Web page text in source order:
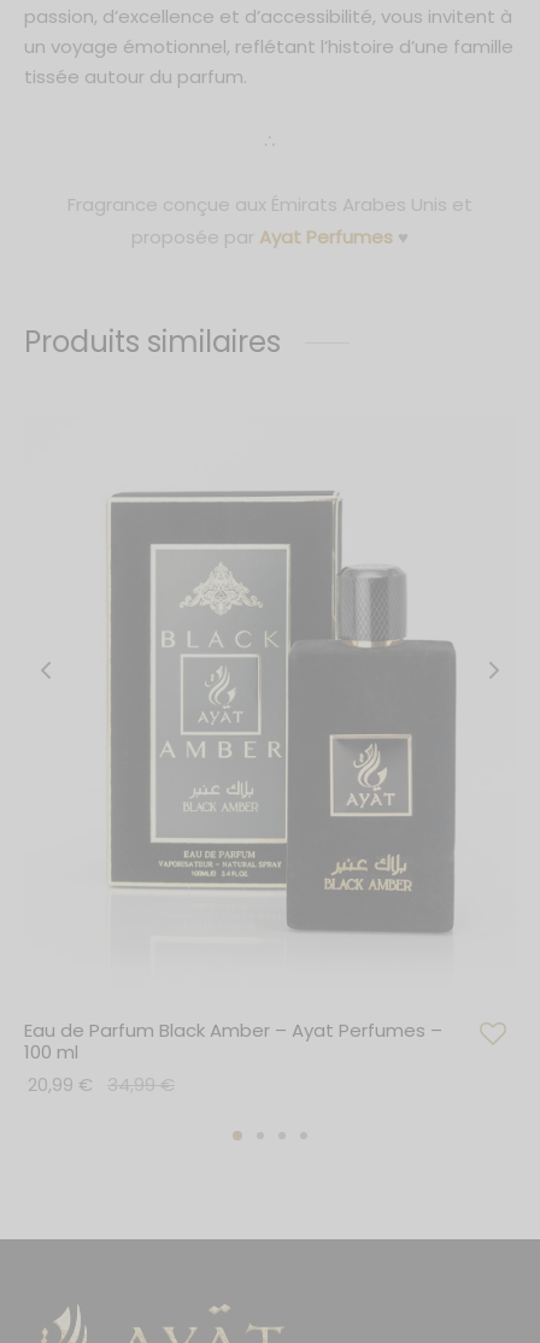
passion, d’excellence et d’accessibilité, vous invitent à
un voyage émotionnel, reflétant l’histoire d’une famille
tissée autour du parfum.
∴
Fragrance conçue aux Émirats Arabes Unis et
proposée par Ayat Perfumes ♥
Produits similaires
Eau de Parfum Black Amber – Ayat Perfumes –
100 ml
20,99 € 34,99€